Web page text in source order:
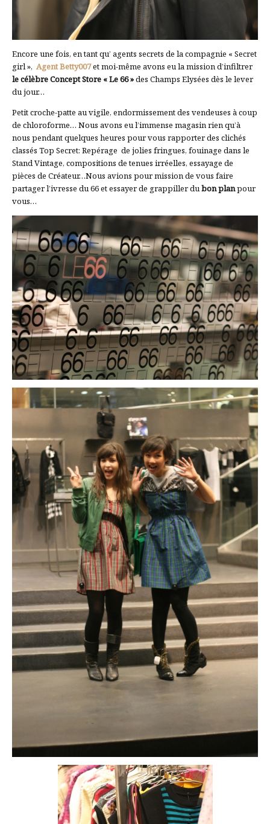
Encore une fois, en tant qu’ agents secrets de la compagnie « Secret
girl », Agent Betty007et moi-même avons eu la mission d’infiltrer
le célèbre Concept Store « Le 66 »des Champs Elysées dès le lever
du jour…
Petit croche-patte au vigile, endormissement des vendeuses à coup
de chloroforme… Nous avons eu l’immense magasin rien qu’à
nous pendant quelques heures pour vous rapporter des clichés
classés Top Secret: Repérage de jolies fringues, fouinage dans le
Stand Vintage, compositions de tenues irréelles, essayage de
pièces de Créateur…Nous avions pour mission de vous faire
partager l’ivresse du 66 et essayer de grappiller dubon planpour
vous…